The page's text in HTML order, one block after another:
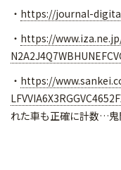
・ https://journal-
・ https://
・ https://
れた車も正確に計数…